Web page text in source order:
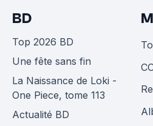
BD
Top 2026 BD
Une fête sans fin
La Naissance de Loki -
One Piece, tome 113
Actualité BD